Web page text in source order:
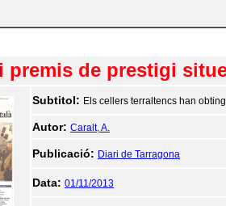
premis de prestigi
Subtitol: Els cellers terraltencs han
Autor: Caralt, A.
Publicació: Diari de Tarragona
Data: 01/11/2013